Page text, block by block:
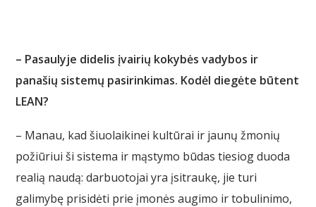
– Pasaulyje didelis įvairių kokybės vadybos ir
panašių sistemų pasirinkimas. Kodėl diegėte būtent
LEAN?
– Manau, kad šiuolaikinei kultūrai ir jaunų žmonių
požiūriui ši sistema ir mąstymo būdas tiesiog duoda
realią naudą: darbuotojai yra įsitraukę, jie turi
galimybę prisidėti prie įmonės augimo ir tobulinimo,